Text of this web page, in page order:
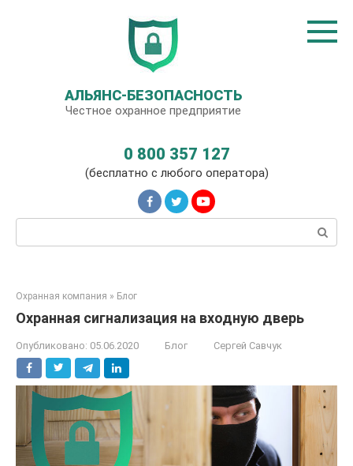
АЛЬЯНС-БЕЗОПАСНОСТЬ
Честное охранное предприятие
0 800 357 127
(бесплатно с любого оператора)
Охранная компания » Блог
Охранная сигнализация на входную дверь
Опубликовано: 05.06.2020 Блог Сергей Савчук